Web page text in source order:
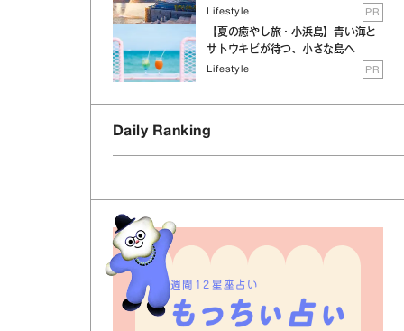
Lifestyle PR
【夏の癒やし旅・小浜島】青い海と
サトウキビが待つ、小さな島へ
Lifestyle PR
Daily Ranking
週間12星座占い